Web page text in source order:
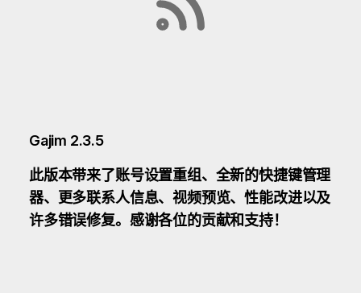
Gajim 2.3.5
此版本带来了账号设置重组、全新的快捷键管理
器、更多联系人信息、视频预览、性能改进以及
许多错误修复。感谢各位的贡献和支持！